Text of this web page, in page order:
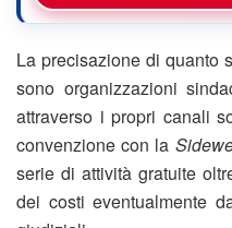
La precisazione di quanto
sono organizzazioni
attraverso i propri canali
convenzione con la
serie di attività gratuite
dei costi eventualmente